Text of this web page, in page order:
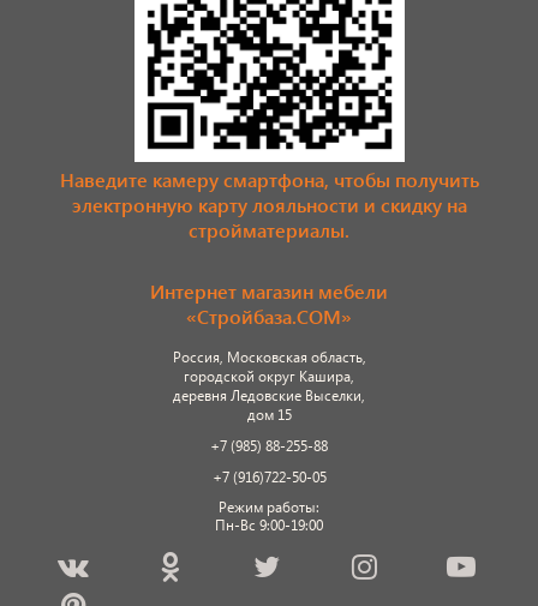
Наведите камеру смартфона, чтобы получить
электронную карту лояльности и скидку на
стройматериалы.
Интернет магазин мебели
«Стройбаза.COM»
Россия, Московская область,
городской округ Кашира,
деревня Ледовские Выселки,
дом 15
+7 (985) 88-255-88
+7 (916)722-50-05
Режим работы:
Пн-Вс 9:00-19:00